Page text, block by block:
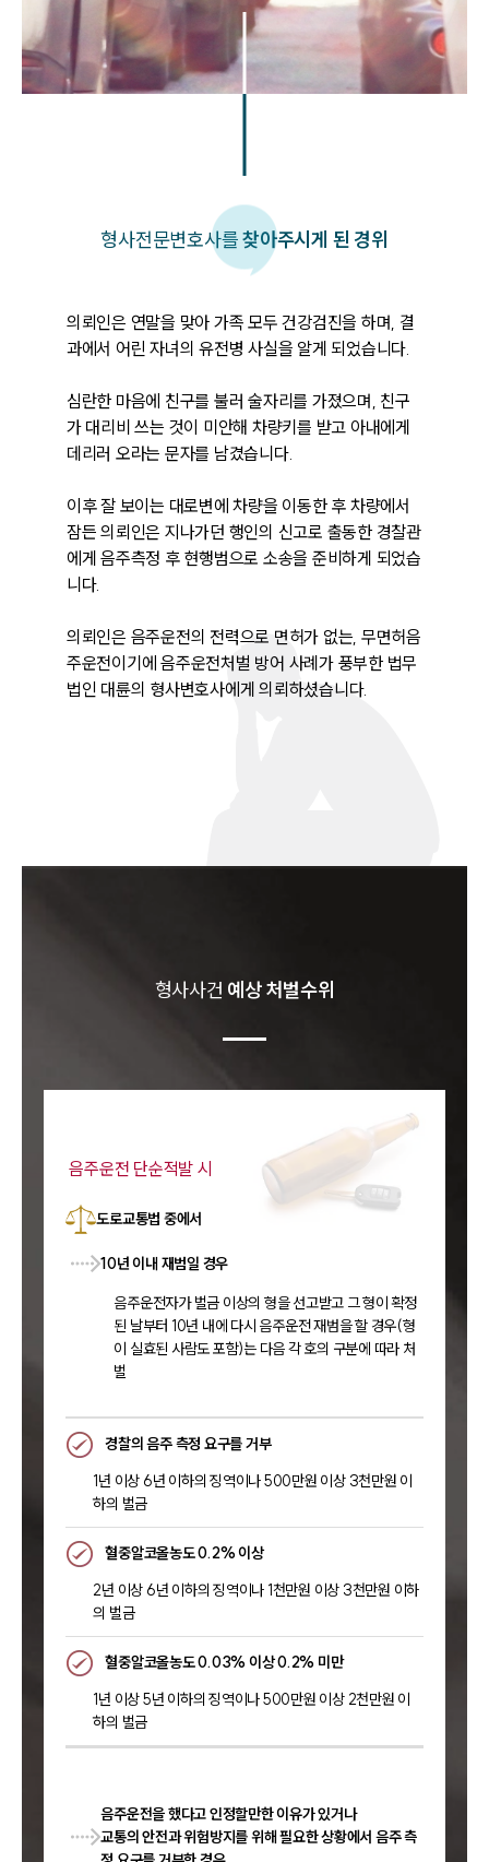
형사전문변호사를찾아주시게 된 경위
의뢰인은 연말을 맞아 가족 모두 건강검진을 하며, 결
과에서 어린 자녀의 유전병 사실을 알게 되었습니다.
심란한 마음에 친구를 불러 술자리를 가졌으며, 친구
가 대리비 쓰는 것이 미안해 차량키를 받고 아내에게
데리러 오라는 문자를 남겼습니다.
이후 잘 보이는 대로변에 차량을 이동한 후 차량에서
잠든 의뢰인은 지나가던 행인의 신고로 출동한 경찰관
에게 음주측정 후 현행범으로 소송을 준비하게 되었습
니다.
의뢰인은 음주운전의 전력으로 면허가 없는, 무면허음
주운전이기에 음주운전처벌 방어 사례가 풍부한 법무
법인 대륜의 형사변호사에게 의뢰하셨습니다.
형사사건 예상 처벌수위
음주운전 단순적발 시
도로교통법 중에서
10년 이내 재범일 경우
음주운전자가 벌금 이상의 형을 선고받고 그 형이 확정
된 날부터 10년 내에 다시 음주운전 재범을 할 경우(형
이 실효된 사람도 포함)는 다음 각 호의 구분에 따라 처
벌
경찰의 음주 측정 요구를 거부
1년 이상 6년 이하의 징역이나 500만원 이상 3천만원 이
하의 벌금
혈중알코올농도 0.2% 이상
2년 이상 6년 이하의 징역이나 1천만원 이상 3천만원 이하
의 벌금
혈중알코올농도 0.03% 이상 0.2% 미만
1년 이상 5년 이하의 징역이나 500만원 이상 2천만원 이
하의 벌금
음주운전을 했다고 인정할만한 이유가 있거나
교통의 안전과 위험방지를 위해 필요한 상황에서 음주 측